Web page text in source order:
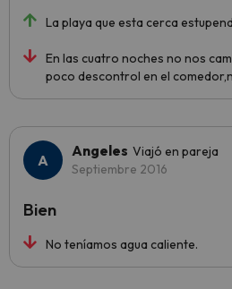
La playa que esta cerca
En las cuatro noches no nos
poco descontrol en el
Angeles Viajó en pareja
Septiembre 2016
No teníamos agua caliente.
Bien